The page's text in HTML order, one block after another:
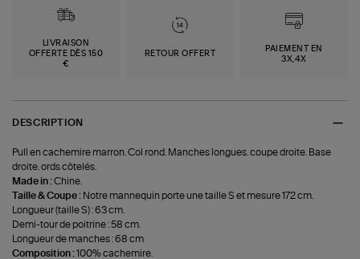
LIVRAISON
OFFERTE DÈS 150
€
RETOUR OFFERT
PAIEMENT EN
3X,4X
DESCRIPTION
Pull en cachemire marron. Col rond. Manches longues. coupe droite. Base
droite. ords côtelés.
Made in :Chine.
Taille & Coupe : Notre mannequin porte une taille S et mesure 172 cm.
Longueur (taille S) : 63 cm.
Demi-tour de poitrine : 58 cm.
Longueur de manches : 68 cm
Composition :100% cachemire.